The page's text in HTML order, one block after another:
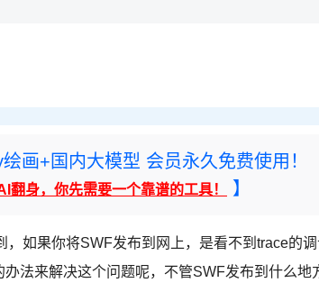
画+国内大模型 会员永久免费使用！
翻身，你先需要一个靠谱的工具！ 】
如果你将SWF发布到网上，是看不到trace的
法来解决这个问题呢，不管SWF发布到什么地